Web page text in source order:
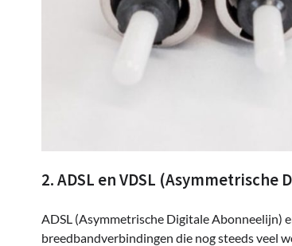
2. ADSL en VDSL
ADSL (Asymmetrische Digitale Abonneelijn)
breedbandverbindingen die nog steeds veel